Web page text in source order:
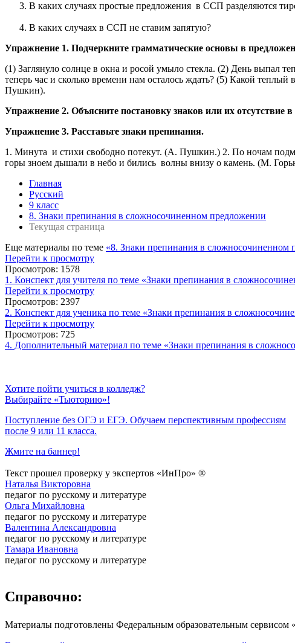
В каких случаях простые предложения в ССП разделяются
В каких случаях в ССП не ставим запятую?
Упражнение 1. Подчеркните грамматические основы в
(1) Заглянуло солнце в окна и росой умыло стекла. (2) День выпал
теперь час и сколько времени нам осталось ждать? (5) Какой
Пушкин).
Упражнение 2. Объясните постановку знаков или их отсутствие
Упражнение 3. Расставьте знаки препинания.
1. Минута и стихи свободно потекут. (А. Пушкин.) 2. По ночам
горы зноем дышали в небо и бились волны внизу о камень. (М.
Главная
Русский
9 класс
8. Знаки препинания в сложносочиненном предложении
Текущая страница
Еще материалы по теме «8. Знаки препинания в сложносочиненном
Перейти к просмотру
Просмотров: 1578
1. Конспект для учителя по теме «Знаки препинания в
Перейти к просмотру
Просмотров: 2397
2. Конспект для ученика по теме «Знаки препинания в
Перейти к просмотру
Просмотров: 725
4. Дополнительный материал по теме «Знаки препинания в
Хотите пойти учиться в колледж?
Выбирайте «Тьюторию»!
Поступление без ОГЭ и ЕГЭ. Обучаем перспективным профессиям
после 9 или 11 класса.
Жмите на баннер!
Текст прошел проверку у экспертов «ИнПро» ®
Наталья Викторовна
педагог по русскому и литературе
Ольга Михайловна
педагог по русскому и литературе
Валентина Александровна
педагог по русскому и литературе
Тамара Ивановна
педагог по русскому и литературе
Справочно:
Материалы подготовлены Федеральным образовательным сервисом